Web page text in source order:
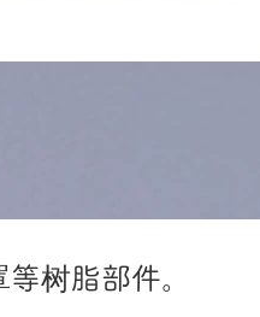
树脂部件。